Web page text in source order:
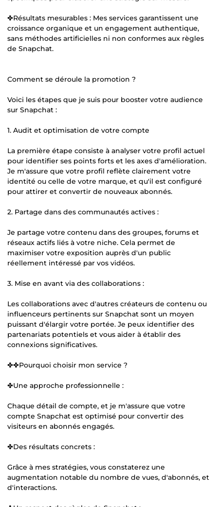
✤Résultats mesurables : Mes services garantissent une
croissance organique et un engagement authentique,
sans méthodes artificielles ni non conformes aux règles
de Snapchat.
Comment se déroule la promotion ?
Voici les étapes que je suis pour booster votre audience
sur Snapchat :
1. Audit et optimisation de votre compte
La première étape consiste à analyser votre profil actuel
pour identifier ses points forts et les axes d'amélioration.
Je m'assure que votre profil reflète clairement votre
identité ou celle de votre marque, et qu'il est configuré
pour attirer et convertir de nouveaux abonnés.
2. Partage dans des communautés actives :
Je partage votre contenu dans des groupes, forums et
réseaux actifs liés à votre niche. Cela permet de
maximiser votre exposition auprès d'un public
réellement intéressé par vos vidéos.
3. Mise en avant via des collaborations :
Les collaborations avec d'autres créateurs de contenu ou
influenceurs pertinents sur Snapchat sont un moyen
puissant d'élargir votre portée. Je peux identifier des
partenariats potentiels et vous aider à établir des
connexions significatives.
✤✤Pourquoi choisir mon service ?
✤Une approche professionnelle :
Chaque détail de compte, et je m'assure que votre
compte Snapchat est optimisé pour convertir des
visiteurs en abonnés engagés.
✤Des résultats concrets :
Grâce à mes stratégies, vous constaterez une
augmentation notable du nombre de vues, d'abonnés, et
d'interactions.